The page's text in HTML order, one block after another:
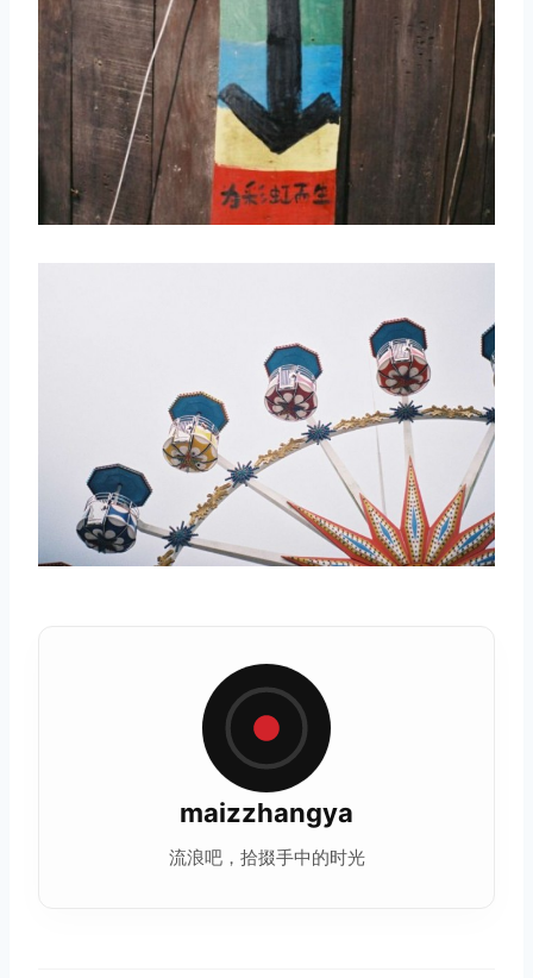
maizzhangya
流浪吧，拾掇手中的时光